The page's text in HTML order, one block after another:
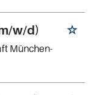
w/d)
München-